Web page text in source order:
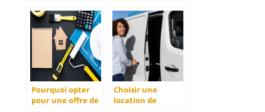
personnes
sinistrees
de couverture ?
Pourquoi opter
pour une offre de
Choisir une
location de